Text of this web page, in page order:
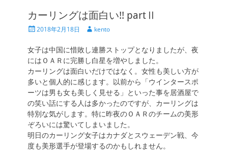
カーリングは面白い!! partⅡ
投
日
2018年2月18日
投
者
kento
女子は中国に惜敗し連勝ストップとなりましたが、夜
にはＯＡＲに完勝し白星を増やしました。
カーリングは面白いだけではなく。女性も美しい方が
多いと個人的に感じます。以前から「ウインタースポ
ーツは男も女も美しく見せる」といった事を居酒屋で
の笑い話にする人は多かったのですが、カーリングは
特別な気がします。特に昨夜のＯＡＲのチームの美形
ぞろいには驚いてしまいました。
明日のカーリング女子はカナダとスウェーデン戦、今
度も美形選手が登場するのかもしれません。